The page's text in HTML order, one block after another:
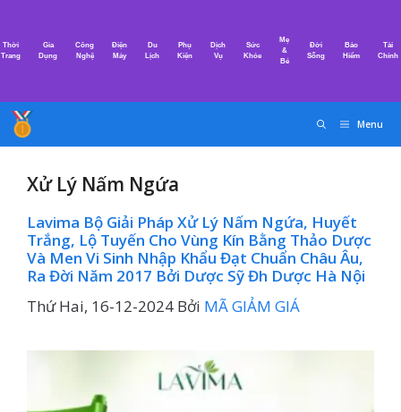
nội
Thời
Trang
Gia
Dụng
Công
Nghệ
Điện
Máy
Du
Lịch
Phụ
Kiện
Dịch
Vụ
Sức
Khỏe
Mẹ
&
Bé
Đời
Sống
Bảo
Hiểm
Tài
Chính
Menu
Xử Lý Nấm Ngứa
Lavima Bộ Giải Pháp Xử Lý Nấm Ngứa, Huyết
Trắng, Lộ Tuyến Cho Vùng Kín Bằng Thảo Dược
Và Men Vi Sinh Nhập Khẩu Đạt Chuẩn Châu Âu,
Ra Đời Năm 2017 Bởi Dược Sỹ Đh Dược Hà Nội
Thứ Hai, 16-12-2024 Bởi MÃ GIẢM GIÁ